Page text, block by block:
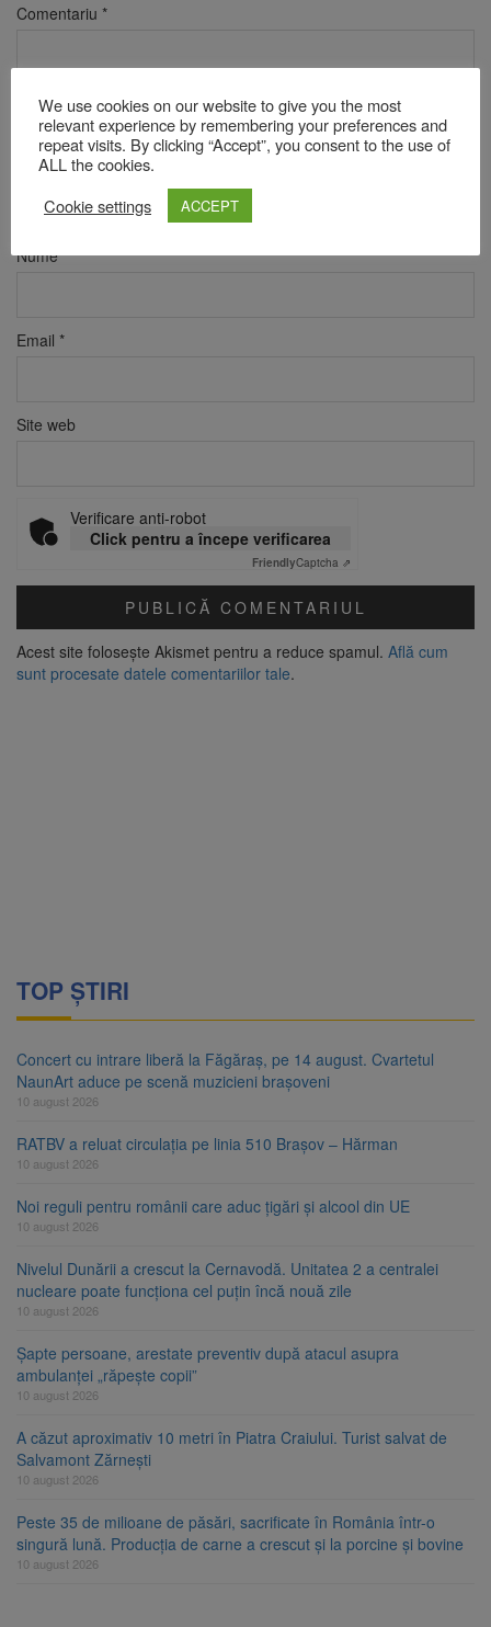
Comentariu *
Nume*
Email *
Site web
Verificare anti-robot
Click pentru a începe verificarea
FriendlyCaptcha ⇗
Acest site folosește Akismet pentru a reduce spamul. Află cum
sunt procesate datele comentariilor tale.
TOP ȘTIRI
Concert cu intrare liberă la Făgăraș, pe 14 august. Cvartetul
NaunArt aduce pe scenă muzicieni brașoveni
10 august 2026
RATBV a reluat circulația pe linia 510 Brașov – Hărman
10 august 2026
Noi reguli pentru românii care aduc țigări și alcool din UE
10 august 2026
Nivelul Dunării a crescut la Cernavodă. Unitatea 2 a centralei
nucleare poate funcționa cel puțin încă nouă zile
10 august 2026
Șapte persoane, arestate preventiv după atacul asupra
ambulanței „răpește copii”
10 august 2026
A căzut aproximativ 10 metri în Piatra Craiului. Turist salvat de
Salvamont Zărnești
10 august 2026
Peste 35 de milioane de păsări, sacrificate în România într-o
singură lună. Producția de carne a crescut și la porcine și bovine
10 august 2026
We use cookies on our website to give you the most
relevant experience by remembering your preferences and
repeat visits. By clicking “Accept”, you consent to the use of
ALL the cookies.
Cookie settings
ACCEPT